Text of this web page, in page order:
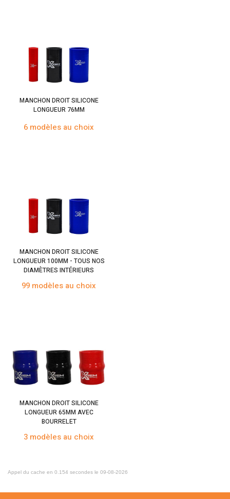
MANCHON DROIT SILICONE
LONGUEUR 76MM
6 modèles au choix
MANCHON DROIT SILICONE
LONGUEUR 100MM - TOUS NOS
DIAMÈTRES INTÉRIEURS
99 modèles au choix
MANCHON DROIT SILICONE
LONGUEUR 65MM AVEC
BOURRELET
3 modèles au choix
Appel du cache en 0.154 secondes le 09-08-2026